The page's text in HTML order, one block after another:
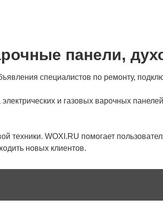
панели,
специалистов по ремонту,
и газовых варочных
техники. WOXI.RU помогает
новых клиентов.